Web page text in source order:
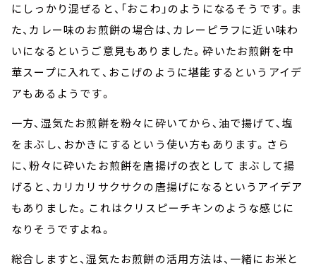
にしっかり混ぜると、「おこわ」のようになるそうです。ま
た、カレー味のお煎餅の場合は、カレーピラフに近い味わ
いになるというご意見もありました。砕いたお煎餅を中
華スープに入れて、おこげのように堪能するというアイデ
アもあるようです。
一方、湿気たお煎餅を粉々に砕いてから、油で揚げて、塩
をまぶし、おかきにするという使い方もあります。さら
に、粉々に砕いたお煎餅を唐揚げの衣として まぶして揚
げると、カリカリサクサクの唐揚げになるというアイデア
もありました。これはクリスピーチキンのような感じに
なりそうですよね。
総合しますと、湿気たお煎餅の活用方法は、一緒にお米と